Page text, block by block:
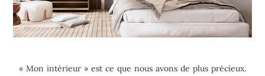
« Mon intérieur » est ce que nous avons de plus précieux.